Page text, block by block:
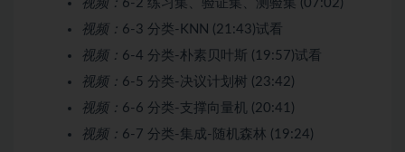
视频： 6-2 练习集、验证集、测验集 (07:02)
视频： 6-3 分类-KNN (21:43)试看
视频： 6-4 分类-朴素贝叶斯 (19:57)试看
视频： 6-5 分类-决议计划树 (23:42)
视频： 6-6 分类-支撑向量机 (20:41)
视频： 6-7 分类-集成-随机森林 (19:24)